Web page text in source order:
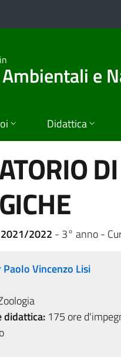
e
Didattica
2022 - 3° anno -
Paolo Vincenzo Lisi
didattica:175 ore